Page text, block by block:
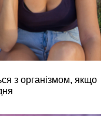
з організмом, якщо